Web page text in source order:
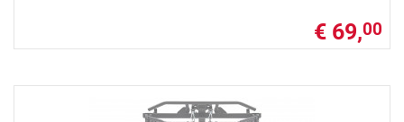
€ 69,00